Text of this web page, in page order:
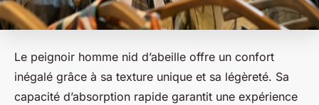
Le peignoir homme nid d’abeille offre un confort
inégalé grâce à sa texture unique et sa légèreté. Sa
capacité d’absorption rapide garantit une expérience